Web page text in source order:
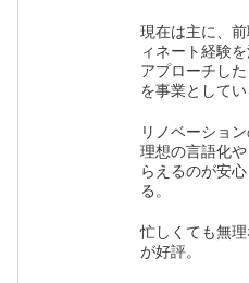
現在は主に、
ィネート経験
アプローチし
を事業としてい
リノベーショ
理想の言語化
らえるのが安
る。
忙しくても無
が好評。